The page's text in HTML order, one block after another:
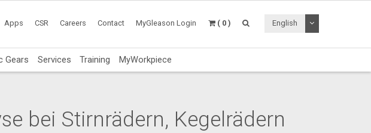
Apps CSR Careers Contact MyGleason Login ( 0 ) English Toggle
Gears Services Training MyWorkpiece
bei Stirnrädern, Kegelrädern